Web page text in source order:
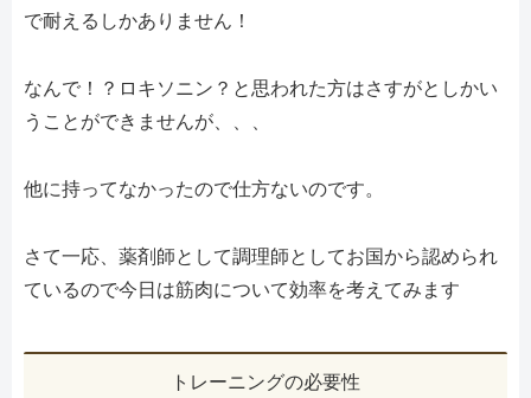
で耐えるしかありません！
なんで！？ロキソニン？と思われた方はさすがとしかい
うことができませんが、、、
他に持ってなかったので仕方ないのです。
さて一応、薬剤師として調理師としてお国から認められ
ているので今日は筋肉について効率を考えてみます
トレーニングの必要性